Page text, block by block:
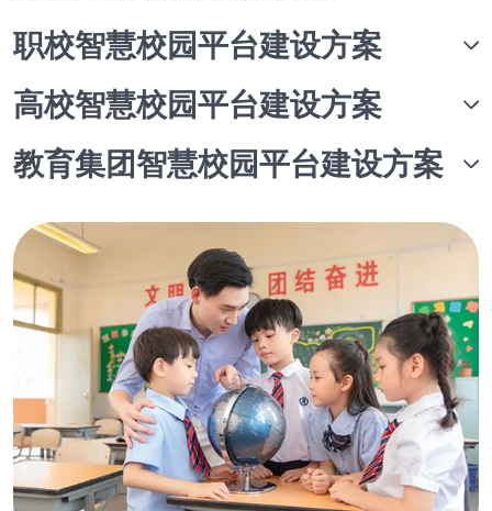
职校智慧校园平台建设方案
高校智慧校园平台建设方案
教育集团智慧校园平台建设方案